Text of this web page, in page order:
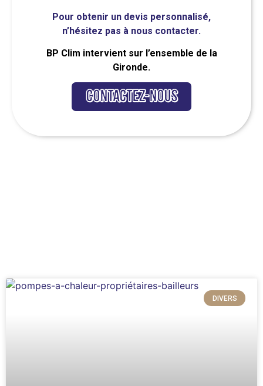
Pour obtenir un devis personnalisé,
n’hésitez pas à nous contacter.
BP Clim intervient sur l’ensemble de la
Gironde.
contactez-nous
DIVERS